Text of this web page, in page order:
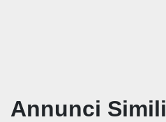
Annunci Simili